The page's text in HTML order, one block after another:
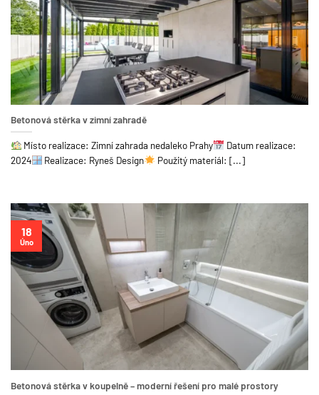
Betonová stěrka v zimní zahradě
Místo realizace: Zimní zahrada nedaleko Prahy
Datum realizace:
2024
Realizace: Ryneš Design Použitý materiál: [...]
Betonová stěrka v koupelně – moderní řešení pro malé prostory
18
Úno